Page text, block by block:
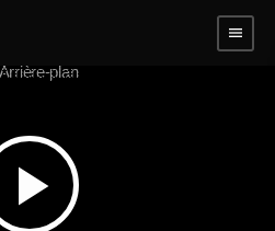
menu
play_arrow